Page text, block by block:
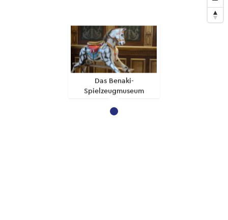
Das Benaki-
Spielzeugmuseum